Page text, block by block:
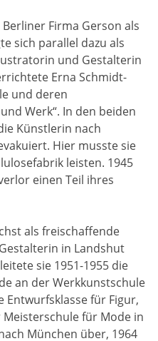
Firma Gerson als
sich parallel dazu als
und Gestalterin
Erna Schmidt-
und deren
Werk“. In den beiden
Künstlerin nach
Hier musste sie
leisten. 1945
einen Teil ihres
als freischaffende
in Landshut
sie 1951-1955 die
an der Werkkunstschule
Entwurfsklasse für Figur,
für Mode in
München über, 1964